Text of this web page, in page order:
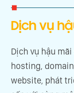
Dịch vụ
Dịch vụ hậu
hosting,
website, phát